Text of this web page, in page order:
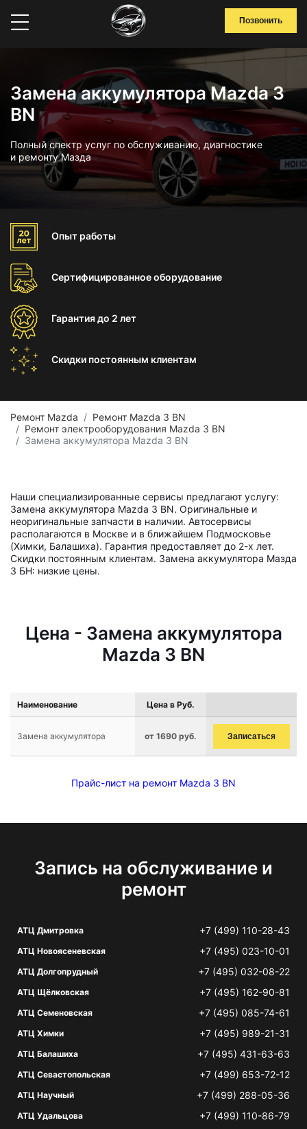
Позвонить
Замена аккумулятора Mazda 3
BN
Полный спектр услуг по обслуживанию, диагностике
и ремонту Мазда
Опыт работы
Сертифицированноеоборудование
Гарантиядо 2 лет
Скидки постоянным клиентам
Ремонт Mazda
Ремонт Mazda 3 BN
Ремонт электрооборудования Mazda 3 BN
Замена аккумулятора Mazda 3 BN
Наши специализированные сервисы предлагают услугу:
Замена аккумулятора Mazda 3 BN. Оригинальные и
неоригинальные запчасти в наличии. Автосервисы
располагаются в Москве и в ближайшем Подмосковье
(Химки, Балашиха). Гарантия предоставляет до 2-х лет.
Скидки постоянным клиентам. Замена аккумулятора Мазда
3 БН: низкие цены.
Цена - Замена аккумулятора
Mazda 3 BN
Наименование Цена в Руб.
Замена аккумулятора от 1690 руб. Записаться
Прайс-лист на ремонт Mazda 3 BN
Запись на обслуживание и
ремонт
АТЦ Дмитровка +7 (499) 110-28-43
АТЦ Новоясеневская +7 (495) 023-10-01
АТЦ Долгопрудный +7 (495) 032-08-22
АТЦ Щёлковская +7 (495) 162-90-81
АТЦ Семеновская +7 (495) 085-74-61
АТЦ Химки +7 (495) 989-21-31
АТЦ Балашиха +7 (495) 431-63-63
АТЦ Севастопольская +7 (499) 653-72-12
АТЦ Научный +7 (499) 288-05-36
АТЦ Удальцова +7 (499) 110-86-79